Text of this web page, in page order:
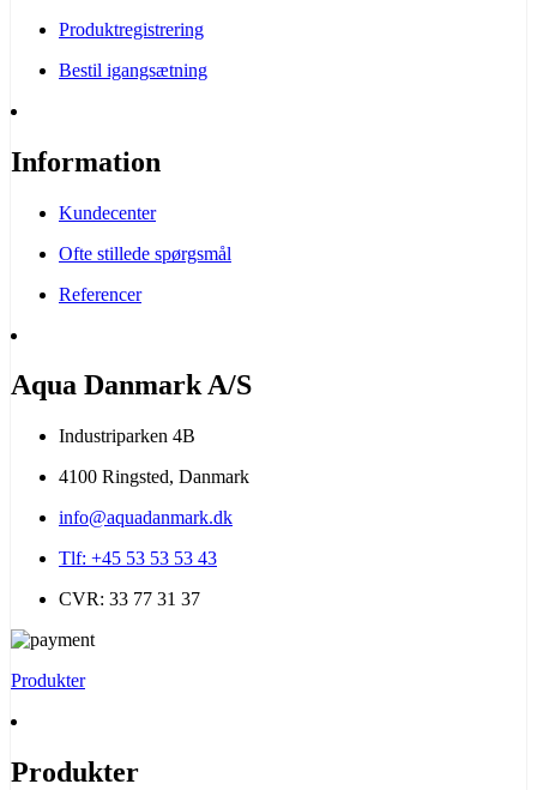
Produktregistrering
Bestil igangsætning
Information
Kundecenter
Ofte stillede spørgsmål
Referencer
Aqua Danmark A/S
Industriparken 4B
4100 Ringsted, Danmark
info@aquadanmark.dk
Tlf: +45 53 53 53 43
CVR: 33 77 31 37
Produkter
Produkter